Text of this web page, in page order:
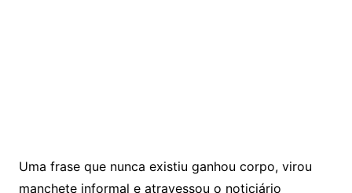
Uma frase que nunca existiu ganhou corpo, virou
manchete informal e atravessou o noticiário